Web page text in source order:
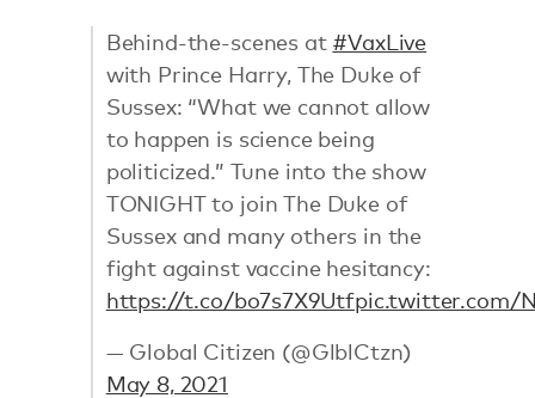
Behind-the-scenes at #VaxLive
with Prince Harry, The Duke of
Sussex: “What we cannot allow
to happen is science being
politicized.” Tune into the show
TONIGHT to join The Duke of
Sussex and many others in the
fight against vaccine hesitancy:
https://t.co/bo7s7X9Utfpic.twitter.com/
— Global Citizen (@GlblCtzn)
May 8, 2021